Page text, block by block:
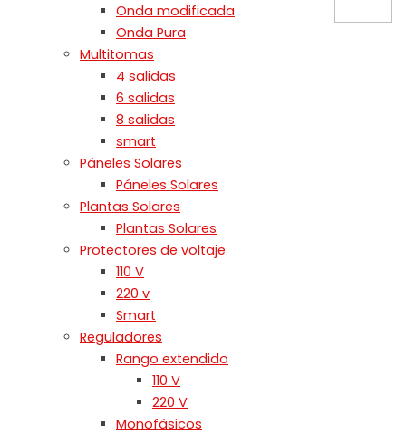
Onda modificada
Onda Pura
Multitomas
4 salidas
6 salidas
8 salidas
smart
Páneles Solares
Páneles Solares
Plantas Solares
Plantas Solares
Protectores de voltaje
110 V
220 v
Smart
Reguladores
Rango extendido
110 V
220 V
Monofásicos